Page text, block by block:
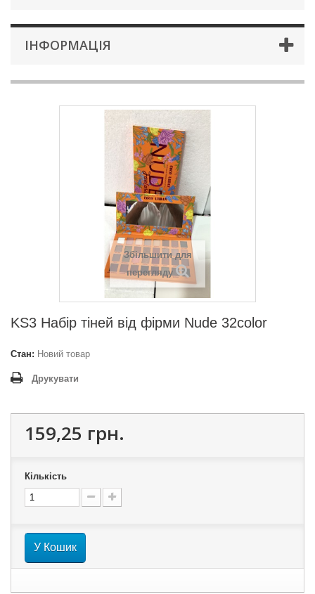
ІНФОРМАЦІЯ
Збільшити для
перегляду
KS3 Набір тіней від фірми Nude 32color
Стан: Новий товар
Друкувати
159,25 грн.
Кількість
У Кошик